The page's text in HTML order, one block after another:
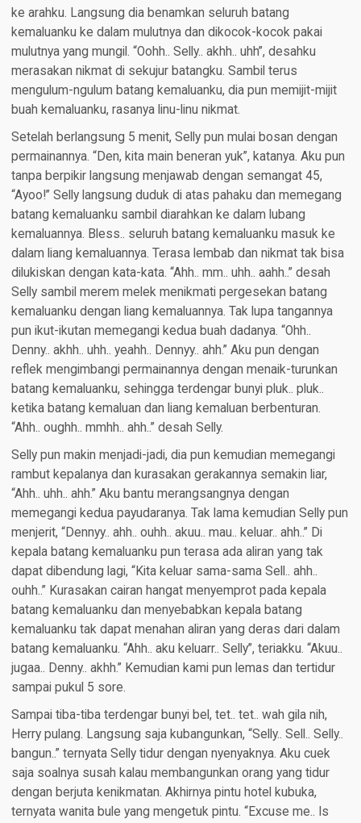
ke arahku. Langsung dia benamkan seluruh batang
kemaluanku ke dalam mulutnya dan dikocok-kocok pakai
mulutnya yang mungil. “Oohh.. Selly.. akhh.. uhh”, desahku
merasakan nikmat di sekujur batangku. Sambil terus
mengulum-ngulum batang kemaluanku, dia pun memijit-mijit
buah kemaluanku, rasanya linu-linu nikmat.
Setelah berlangsung 5 menit, Selly pun mulai bosan dengan
permainannya. “Den, kita main beneran yuk”, katanya. Aku pun
tanpa berpikir langsung menjawab dengan semangat 45,
“Ayoo!” Selly langsung duduk di atas pahaku dan memegang
batang kemaluanku sambil diarahkan ke dalam lubang
kemaluannya. Bless.. seluruh batang kemaluanku masuk ke
dalam liang kemaluannya. Terasa lembab dan nikmat tak bisa
dilukiskan dengan kata-kata. “Ahh.. mm.. uhh.. aahh..” desah
Selly sambil merem melek menikmati pergesekan batang
kemaluanku dengan liang kemaluannya. Tak lupa tangannya
pun ikut-ikutan memegangi kedua buah dadanya. “Ohh..
Denny.. akhh.. uhh.. yeahh.. Dennyy.. ahh.” Aku pun dengan
reflek mengimbangi permainannya dengan menaik-turunkan
batang kemaluanku, sehingga terdengar bunyi pluk.. pluk..
ketika batang kemaluan dan liang kemaluan berbenturan.
“Ahh.. oughh.. mmhh.. ahh..” desah Selly.
Selly pun makin menjadi-jadi, dia pun kemudian memegangi
rambut kepalanya dan kurasakan gerakannya semakin liar,
“Ahh.. uhh.. ahh.” Aku bantu merangsangnya dengan
memegangi kedua payudaranya. Tak lama kemudian Selly pun
menjerit, “Dennyy.. ahh.. ouhh.. akuu.. mau.. keluar.. ahh..” Di
kepala batang kemaluanku pun terasa ada aliran yang tak
dapat dibendung lagi, “Kita keluar sama-sama Sell.. ahh..
ouhh..” Kurasakan cairan hangat menyemprot pada kepala
batang kemaluanku dan menyebabkan kepala batang
kemaluanku tak dapat menahan aliran yang deras dari dalam
batang kemaluanku. “Ahh.. aku keluarr.. Selly”, teriakku. “Akuu..
jugaa.. Denny.. akhh.” Kemudian kami pun lemas dan tertidur
sampai pukul 5 sore.
Sampai tiba-tiba terdengar bunyi bel, tet.. tet.. wah gila nih,
Herry pulang. Langsung saja kubangunkan, “Selly.. Sell.. Selly..
bangun..” ternyata Selly tidur dengan nyenyaknya. Aku cuek
saja soalnya susah kalau membangunkan orang yang tidur
dengan berjuta kenikmatan. Akhirnya pintu hotel kubuka,
ternyata wanita bule yang mengetuk pintu. “Excuse me.. Is